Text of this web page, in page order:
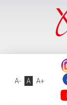
A- A A+